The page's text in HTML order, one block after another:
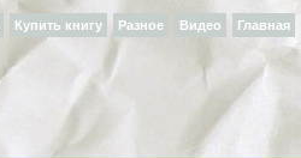
Главная
Видео
Разное
Купить книгу